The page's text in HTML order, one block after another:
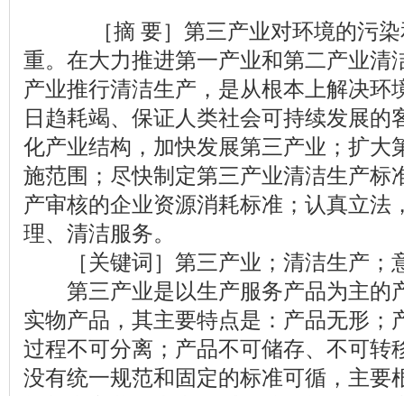
［摘 要］第三产业对环境的污染
重。在大力推进第一产业和第二产业清
产业推行清洁生产，是从根本上解决环
日趋耗竭、保证人类社会可持续发展的
化产业结构，加快发展第三产业；扩大
施范围；尽快制定第三产业清洁生产标
产审核的企业资源消耗标准；认真立法
理、清洁服务。
［关键词］第三产业；清洁生产；
第三产业是以生产服务产品为主的
实物产品，其主要特点是：产品无形；
过程不可分离；产品不可储存、不可转
没有统一规范和固定的标准可循，主要